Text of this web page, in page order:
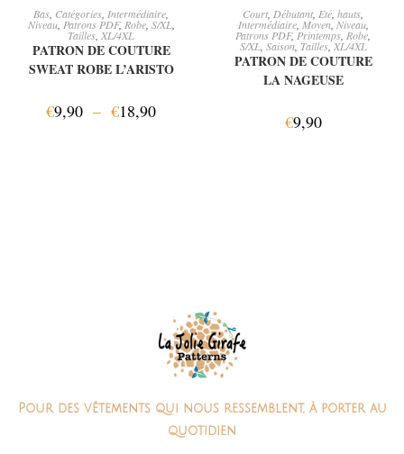
CHOIX DES OPTIONS
Bas Catégories Intermédiaire
Niveau, Patrons PDF, Robe, S/XL,
Tailles XL/4XL
PATRON DE COUTURE
SWEAT ROBE L’ARISTO
€9,90 – €18,90
AJOUTER AU PANIER
Court Débutant Eté hauts
Intermédiaire, Moyen, Niveau,
Patrons PDF, Printemps Robe
S/XL, Saison, Tailles,XL/4XL
PATRON DE COUTURE
LA NAGEUSE
€9,90
Pour des vêtements qui nous ressemblent, à porter au
quotidien